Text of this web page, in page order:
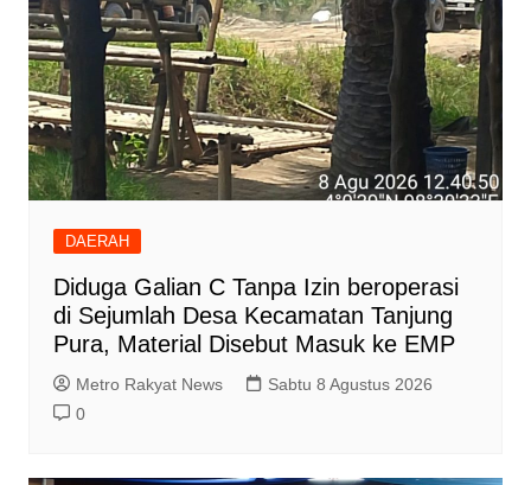
DAERAH
Diduga Galian C Tanpa Izin beroperasi
di Sejumlah Desa Kecamatan Tanjung
Pura, Material Disebut Masuk ke EMP
Metro Rakyat News
Sabtu 8 Agustus 2026
0